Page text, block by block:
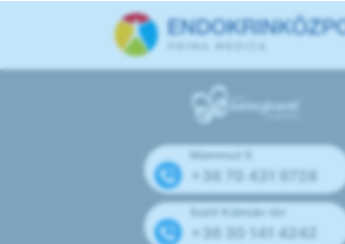
Mammut II
+36 70 431 9728
Széll Kálmán tér
+36 30 141 4242